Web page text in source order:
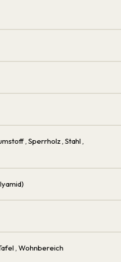
, Sperrholz, Stahl,
, Wohnbereich